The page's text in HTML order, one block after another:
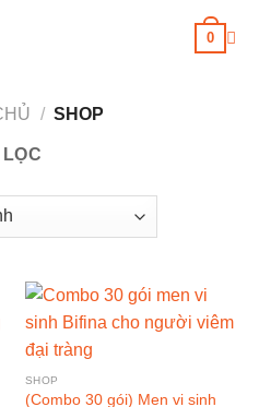
0
/ SHOP
LỌC
SHOP
(Combo 30 gói) Men vi sinh